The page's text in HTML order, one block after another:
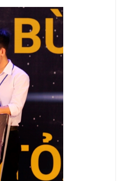
sử dụng hiệu quả chính
tài khóa không chỉ mang ý
hỗ trợ ngắn hạn mà còn
đóng vai trò tạo nền tảng cho
trưởng bền vững dài hạn.